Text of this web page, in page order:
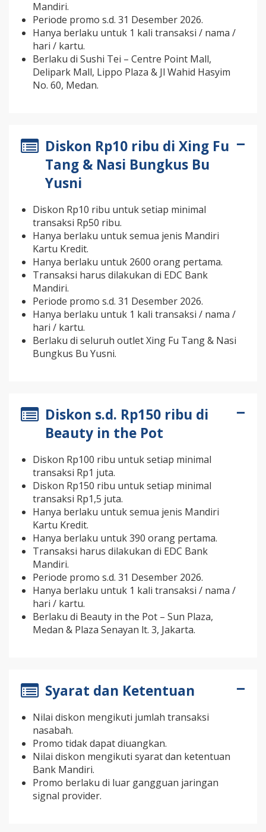
Mandiri.
Periode promo s.d. 31 Desember 2026.
Hanya berlaku untuk 1 kali transaksi / nama /
hari / kartu.
Berlaku di Sushi Tei – Centre Point Mall,
Delipark Mall, Lippo Plaza & Jl Wahid Hasyim
No. 60, Medan.
Diskon Rp10 ribu di Xing Fu
Tang & Nasi Bungkus Bu
Yusni
Diskon Rp10 ribu untuk setiap minimal
transaksi Rp50 ribu.
Hanya berlaku untuk semua jenis Mandiri
Kartu Kredit.
Hanya berlaku untuk 2600 orang pertama.
Transaksi harus dilakukan di EDC Bank
Mandiri.
Periode promo s.d. 31 Desember 2026.
Hanya berlaku untuk 1 kali transaksi / nama /
hari / kartu.
Berlaku di seluruh outlet Xing Fu Tang & Nasi
Bungkus Bu Yusni.
Diskon s.d. Rp150 ribu di
Beauty in the Pot
Diskon Rp100 ribu untuk setiap minimal
transaksi Rp1 juta.
Diskon Rp150 ribu untuk setiap minimal
transaksi Rp1,5 juta.
Hanya berlaku untuk semua jenis Mandiri
Kartu Kredit.
Hanya berlaku untuk 390 orang pertama.
Transaksi harus dilakukan di EDC Bank
Mandiri.
Periode promo s.d. 31 Desember 2026.
Hanya berlaku untuk 1 kali transaksi / nama /
hari / kartu.
Berlaku di Beauty in the Pot – Sun Plaza,
Medan & Plaza Senayan lt. 3, Jakarta.
Syarat dan Ketentuan
Nilai diskon mengikuti jumlah transaksi
nasabah.
Promo tidak dapat diuangkan.
Nilai diskon mengikuti syarat dan ketentuan
Bank Mandiri.
Promo berlaku di luar gangguan jaringan
signal provider.